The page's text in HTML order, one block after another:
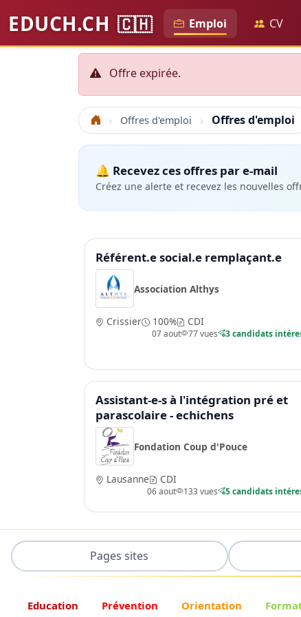
EDUCH.CH 🇨🇭 Emploi CV
Offre expirée.
Accueil Offres d'emploi Offres d'emploi
🔔 Recevez ces offres par e-mail
Créez une alerte et recevez les nouvelles
Référent.e social.e remplaçant.e
Association Althys
Crissier 100% CDI
07 aout 77 vues 3 candidats
Assistant-e-s à l'intégration pré et
parascolaire - echichens
Fondation Coup d'Pouce
Lausanne CDI
06 aout 133 vues 5 candidats
Pages sites
Education Prévention Orientation